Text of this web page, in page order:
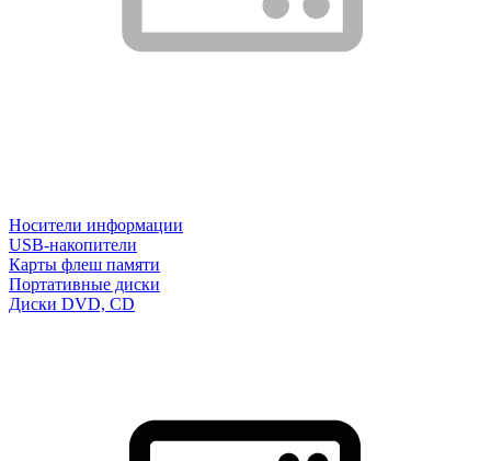
Носители информации
USB-накопители
Карты флеш памяти
Портативные диски
Диски DVD, CD